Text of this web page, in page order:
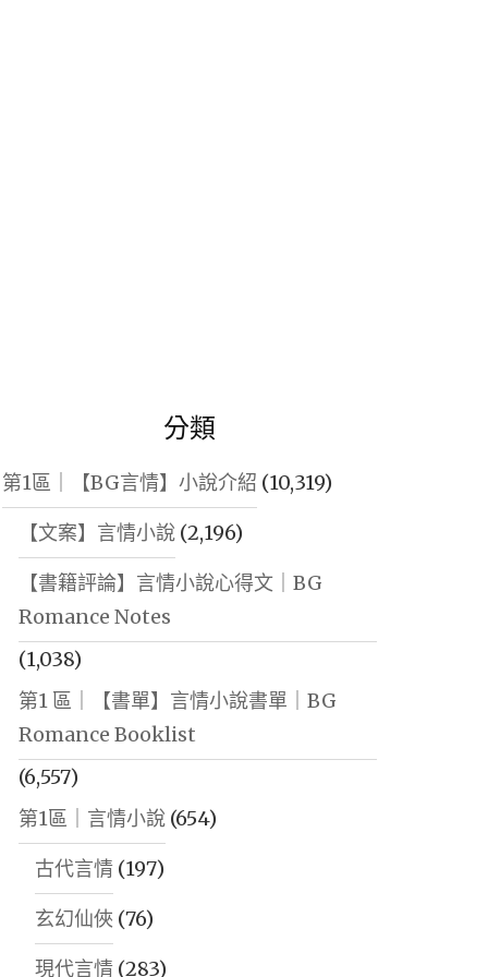
分類
第1區｜【BG言情】小說介紹 (10,319)
【文案】言情小說(2,196)
【書籍評論】言情小說心得文｜BG
Romance Notes
(1,038)
第1 區｜【書單】言情小說書單｜BG
Romance Booklist
(6,557)
第1區｜言情小說(654)
古代言情(197)
玄幻仙俠 (76)
現代言情(283)